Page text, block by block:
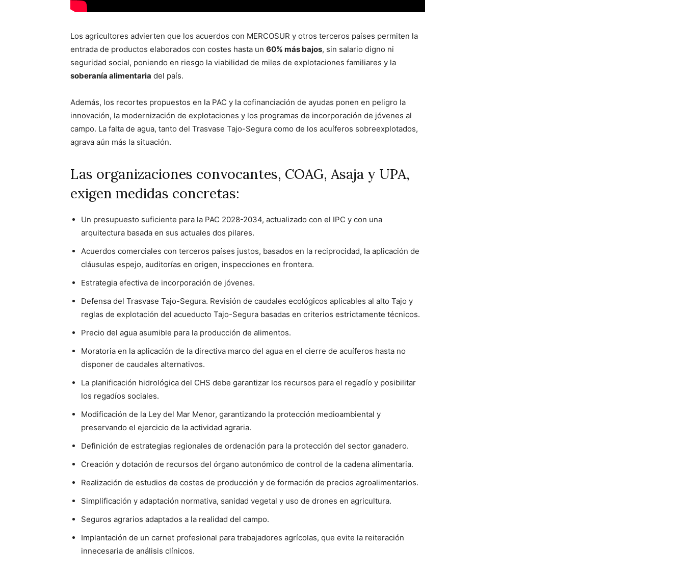
Los agricultores advierten que los acuerdos con MERCOSUR y otros terceros países permiten la
entrada de productos elaborados con costes hasta un 60% más bajos, sin salario digno ni
seguridad social, poniendo en riesgo la viabilidad de miles de explotaciones familiares y la
soberanía alimentaria del país.
Además, los recortes propuestos en la PAC y la cofinanciación de ayudas ponen en peligro la
innovación, la modernización de explotaciones y los programas de incorporación de jóvenes al
campo. La falta de agua, tanto del Trasvase Tajo-Segura como de los acuíferos sobreexplotados,
agrava aún más la situación.
Las organizaciones convocantes, COAG, Asaja y UPA,
exigen medidas concretas:
Un presupuesto suficiente para la PAC 2028-2034, actualizado con el IPC y con una
arquitectura basada en sus actuales dos pilares.
Acuerdos comerciales con terceros países justos, basados en la reciprocidad, la aplicación de
cláusulas espejo, auditorías en origen, inspecciones en frontera.
Estrategia efectiva de incorporación de jóvenes.
Defensa del Trasvase Tajo-Segura. Revisión de caudales ecológicos aplicables al alto Tajo y
reglas de explotación del acueducto Tajo-Segura basadas en criterios estrictamente técnicos.
Precio del agua asumible para la producción de alimentos.
Moratoria en la aplicación de la directiva marco del agua en el cierre de acuíferos hasta no
disponer de caudales alternativos.
La planificación hidrológica del CHS debe garantizar los recursos para el regadío y posibilitar
los regadíos sociales.
Modificación de la Ley del Mar Menor, garantizando la protección medioambiental y
preservando el ejercicio de la actividad agraria.
Definición de estrategias regionales de ordenación para la protección del sector ganadero.
Creación y dotación de recursos del órgano autonómico de control de la cadena alimentaria.
Realización de estudios de costes de producción y de formación de precios agroalimentarios.
Simplificación y adaptación normativa, sanidad vegetal y uso de drones en agricultura.
Seguros agrarios adaptados a la realidad del campo.
Implantación de un carnet profesional para trabajadores agrícolas, que evite la reiteración
innecesaria de análisis clínicos.